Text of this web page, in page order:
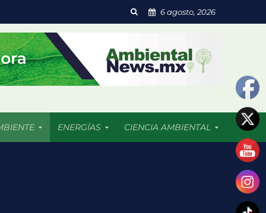
6 agosto, 2026
ENERGÍAS CIENCIA AMBIENTAL